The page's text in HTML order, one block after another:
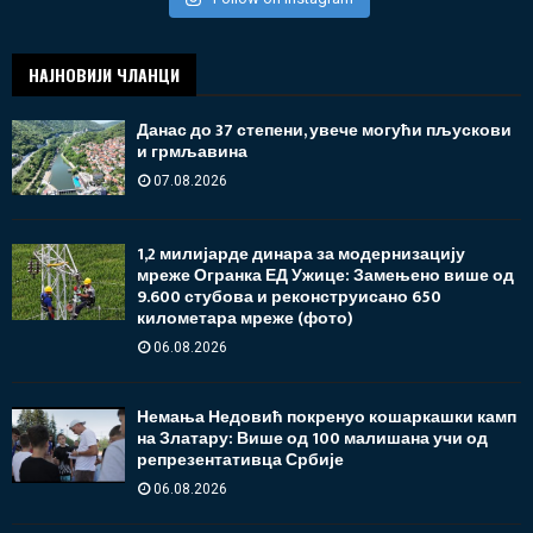
НАЈНОВИЈИ ЧЛАНЦИ
Данас до 37 степени, увече могући пљускови
и грмљавина
07.08.2026
1,2 милијарде динара за модернизацију
мреже Огранка ЕД Ужице: Замењено више од
9.600 стубова и реконструисано 650
километара мреже (фото)
06.08.2026
Немања Недовић покренуо кошаркашки камп
на Златару: Више од 100 малишана учи од
репрезентативца Србије
06.08.2026